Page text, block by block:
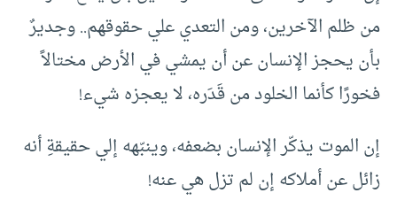
من ظلم الآخرين، ومن التعدي علي حقوقهم.. وجديرٌ
بأن يحجز الإنسان عن أن يمشي في الأرض مختالاً
فخورًا كأنما الخلود من قَدَره، لا يعجزه شيء!
إن الموت يذكّر الإنسان بضعفه، وينبّهه إلي حقيقةِ أنه
زائل عن أملاكه إن لم تزل هي عنه!